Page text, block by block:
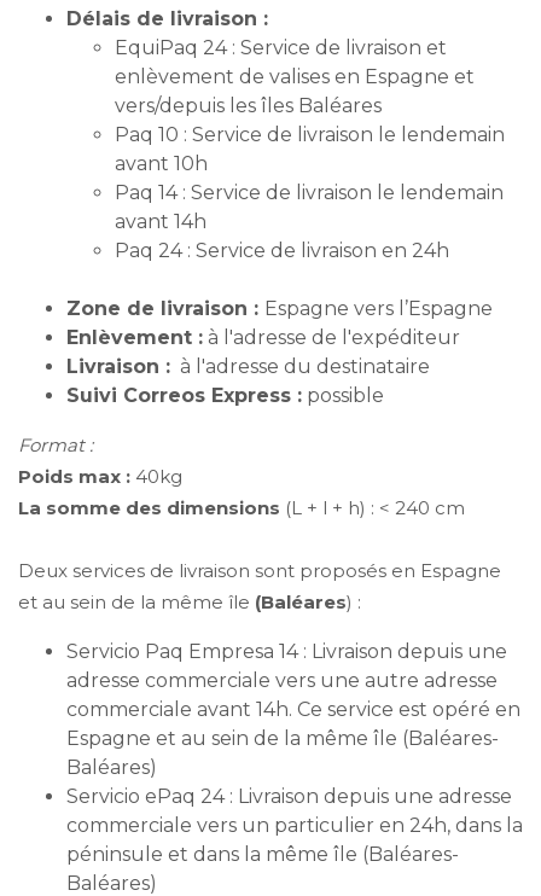
Délais de livraison :
EquiPaq 24 : Service de livraison et
enlèvement de valises en Espagne et
vers/depuis les îles Baléares
Paq 10 : Service de livraison le lendemain
avant 10h
Paq 14 : Service de livraison le lendemain
avant 14h
Paq 24 : Service de livraison en 24h
Zone de livraison : Espagne vers l’Espagne
Enlèvement : à l'adresse de l'expéditeur
Livraison : à l'adresse du destinataire
Suivi Correos Express : possible
Format :
Poids max : 40kg
La somme des dimensions (L + l + h) : < 240 cm
Deux services de livraison sont proposés en Espagne
et au sein de la même île (Baléares) :
Servicio Paq Empresa 14 : Livraison depuis une
adresse commerciale vers une autre adresse
commerciale avant 14h. Ce service est opéré en
Espagne et au sein de la même île (Baléares-
Baléares)
Servicio ePaq 24 : Livraison depuis une adresse
commerciale vers un particulier en 24h, dans la
péninsule et dans la même île (Baléares-
Baléares)